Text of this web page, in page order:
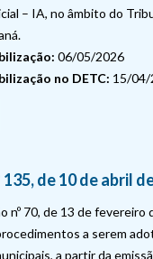
– IA, no âmbito do
06/05/2026
no DETC: 15/04/
135, de 10 de abril
nº 70, de 13 de fevereiro
a serem
a partir da